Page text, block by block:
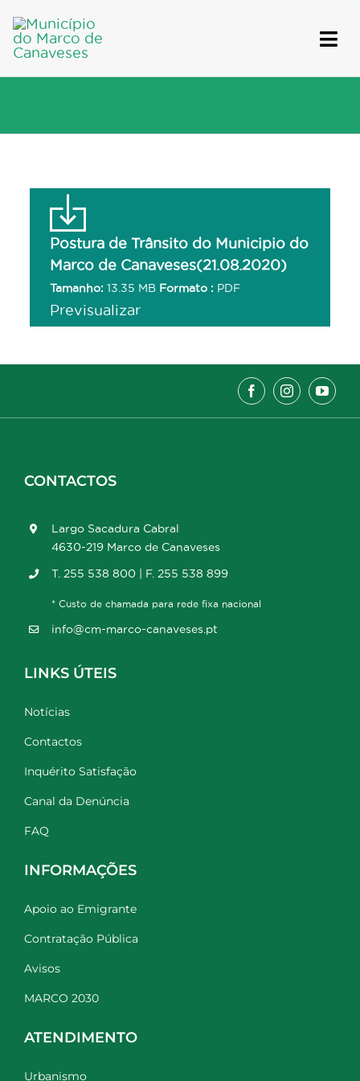
to
content
Postura de Trânsito do Municipio do
Marco de Canaveses(21.08.2020)
Tamanho: 13.35 MB Formato : PDF
Previsualizar
CONTACTOS
Largo Sacadura Cabral
4630-219 Marco de Canaveses
T. 255 538 800 | F. 255 538 899
* Custo de chamada para rede fixa nacional
info@cm-marco-canaveses.pt
LINKS ÚTEIS
Notícias
Contactos
Inquérito Satisfação
Canal da Denúncia
FAQ
INFORMAÇÕES
Apoio ao Emigrante
Contratação Pública
Avisos
MARCO 2030
ATENDIMENTO
Urbanismo